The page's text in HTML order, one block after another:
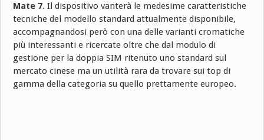
Mate 7. Il dispositivo vanterà le medesime caratteristiche
tecniche del modello standard attualmente disponibile,
accompagnandosi però con una delle varianti cromatiche
più interessanti e ricercate oltre che dal modulo di
gestione per la doppia SIM ritenuto uno standard sul
mercato cinese ma un utilità rara da trovare sui top di
gamma della categoria su quello prettamente europeo.